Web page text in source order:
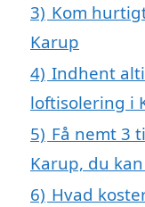
3) Kom
Karup
4) Indhent
loftisolering i
5) Få nemt 3
Karup, du
6) Hvad